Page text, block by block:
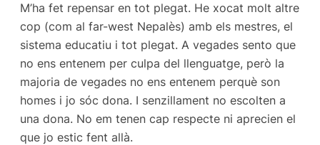
M’ha fet repensar en tot plegat. He xocat molt altre
cop (com al far-west Nepalès) amb els mestres, el
sistema educatiu i tot plegat. A vegades sento que
no ens entenem per culpa del llenguatge, però la
majoria de vegades no ens entenem perquè son
homes i jo sóc dona. I senzillament no escolten a
una dona. No em tenen cap respecte ni aprecien el
que jo estic fent allà.